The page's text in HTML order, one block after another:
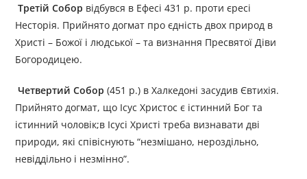
Третій Собор відбувся в Ефесі 431 р. проти єресі
Несторія. Прийнято догмат про єдність двох природ в
Христі – Божої і людської – та визнання Пресвятої Діви
Богородицею.
Четвертий Собор (451 р.) в Халкедоні засудив Євтихія.
Прийнято догмат, що Ісус Христос є істинний Бог та
істинний чоловік;в Ісусі Христі треба визнавати дві
природи, які співіснують “незмішано, нероздільно,
невіддільно і незмінно”.